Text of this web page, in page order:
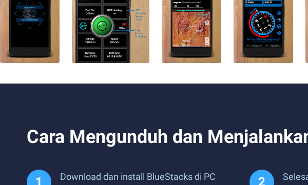
Cara Mengunduh dan
Download dan install BlueStacks di PC